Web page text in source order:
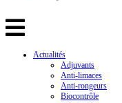
Actualités
Adjuvants
Anti-limaces
Anti-rongeurs
Biocontrôle